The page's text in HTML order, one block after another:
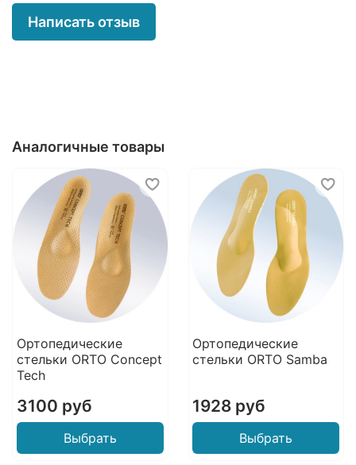
выраженным болевым синдромом;
плантарный фасциит («пяточная шпора») с
выраженным болевым синдромом;
гонартрозе, остеоартрозе голеностопного
сустава).
Написать отзыв
Аналогичные товары
Ортопедические
стельки ORTO Concept
Tech
3100 руб
Выбрать
Ортопедические
стельки ORTO Samba
1928 руб
Выбрать